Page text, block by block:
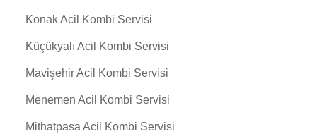
Konak Acil Kombi Servisi
Küçükyalı Acil Kombi Servisi
Mavişehir Acil Kombi Servisi
Menemen Acil Kombi Servisi
Mithatpasa Acil Kombi Servisi